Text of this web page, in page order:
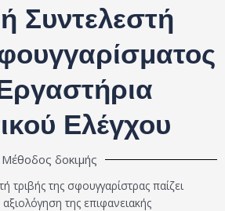
Συντελεστή
Ελέγχου
Μέθοδος δοκιμής
τριβής της σφουγγαρίστρας παίζει
της επιφανειακής